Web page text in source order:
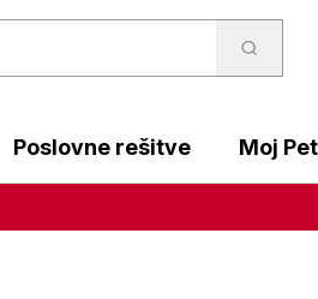
Poslovne rešitve Moj